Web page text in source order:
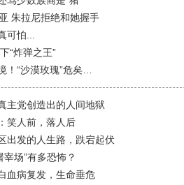
朱拉尼拒绝和她握手
可怕...
“炸弹之王”
！“沙漠玫瑰”危矣…
主党创造出的人间地狱
笑人前，落人后
出发的人生路，跌宕起伏
宰场”有多恐怖？
血病复发，生命垂危